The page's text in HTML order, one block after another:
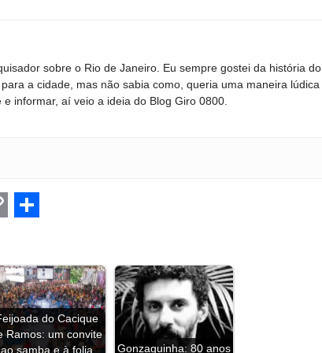
sobre o Rio de Janeiro. Eu sempre gostei da história do
a cidade, mas não sabia como, queria uma maneira lúdica
informar, aí veio a ideia do Blog Giro 0800.
a
r
e
do Cacique
Ramos: um convite
ao samba e à folia
Gonzaguinha: 80 anos